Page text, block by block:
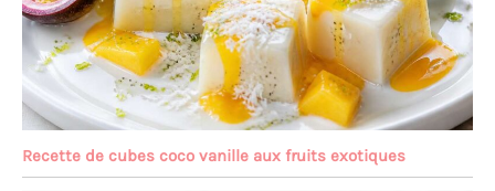
Recette de cubes coco vanille aux fruits exotiques